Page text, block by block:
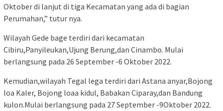
Oktober di lanjut di tiga Kecamatan yang ada di bagian
Perumahan,” tutur nya.
Wilayah Gede bage terdiri dari kecamatan
Cibiru,Panyileukan,Ujung Berung,dan Cinambo. Mulai
berlangsung pada 26 September -6 Oktober 2022.
Kemudian,wilayah Tegal lega terdiri dari Astana anyar,Bojong
loa Kaler, Bojong loaa kidul, Babakan Ciparay,dan Bandung
kulon.Mulai berlangsung pada 27 September -9Oktober 2022.